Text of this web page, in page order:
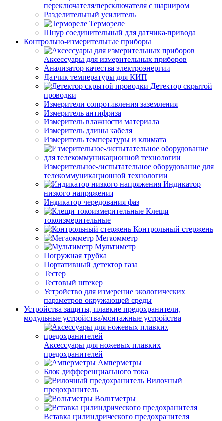
переключателя/переключателя с шарниром
Разделительный усилитель
Термореле
Шнур соединительный для датчика-привода
Контрольно-измерительные приборы
Аксессуары для измерительных приборов
Анализатор качества электроэнергии
Датчик температуры для КИП
Детектор скрытой
проводки
Измерители сопротивления заземления
Измеритель антифриза
Измеритель влажности материала
Измеритель длины кабеля
Измеритель температуры и климата
Измерительное-/испытательное оборудование для
телекоммуникационной технологии
Индикатор
низкого напряжения
Индикатор чередования фаз
Клещи
токоизмерительные
Контрольный стержень
Мегаомметр
Мультиметр
Погружная трубка
Портативный детектор газа
Тестер
Тестовый штекер
Устройство для измерение экологических
параметров окружающей среды
Устройства защиты, плавкие предохранители,
модульные устройства/монтажные устройства
Аксессуары для ножевых плавких
предохранителей
Амперметры
Блок дифференциального тока
Вилочный
предохранитель
Вольтметры
Вставка цилиндрического предохранителя